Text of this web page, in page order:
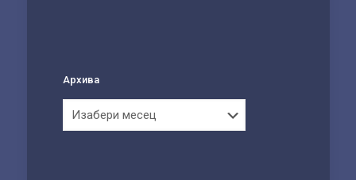
Архива